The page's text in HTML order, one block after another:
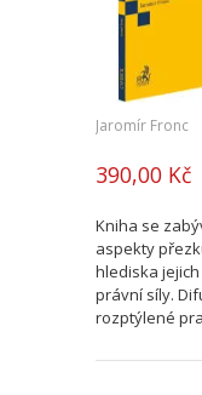
Jaromír Fronc
390,00 Kč
Kniha se
aspekty
hlediska
právní síly.
rozptýlené